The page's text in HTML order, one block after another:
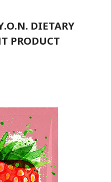
DIETARY
PRODUCT